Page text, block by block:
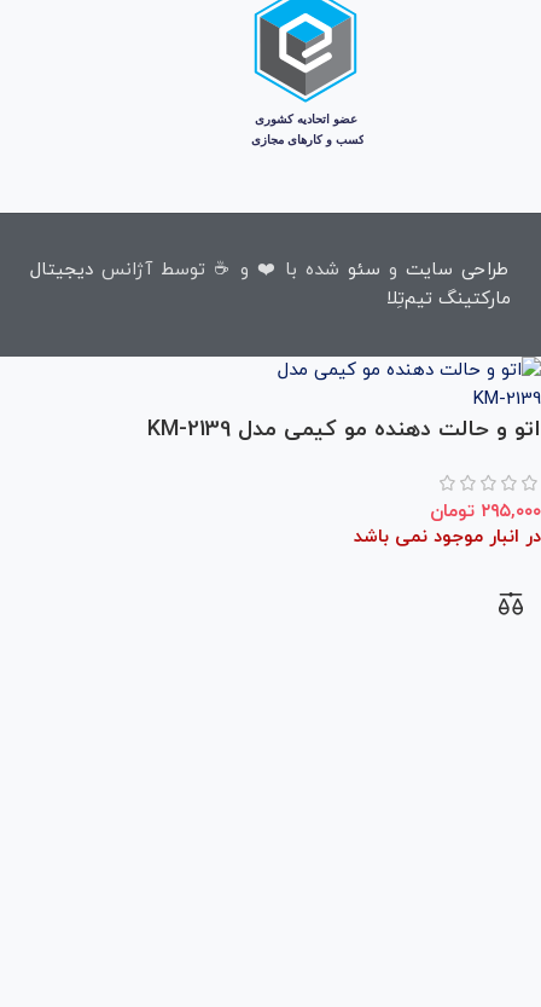
طراحی سایتو سئو شده با ❤️ و ☕ توسط آژانس دیجیتال
مارکتینگ تیم‌تِلا
اتو و حالت دهنده مو کیمی مدل KM-2139
۲۹۵,۰۰۰ تومان
در انبار موجود نمی باشد